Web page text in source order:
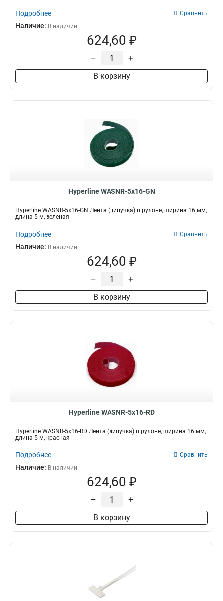
Подробнее Сравнить
Наличие: В наличии
624,60 ₽
– +
В корзину
Hyperline WASNR-5x16-GN
Hyperline WASNR-5x16-GN Лента (липучка) в рулоне, ширина 16 мм,
длина 5 м, зеленая
Подробнее Сравнить
Наличие: В наличии
624,60 ₽
– +
В корзину
Hyperline WASNR-5x16-RD
Hyperline WASNR-5x16-RD Лента (липучка) в рулоне, ширина 16 мм,
длина 5 м, красная
Подробнее Сравнить
Наличие: В наличии
624,60 ₽
– +
В корзину